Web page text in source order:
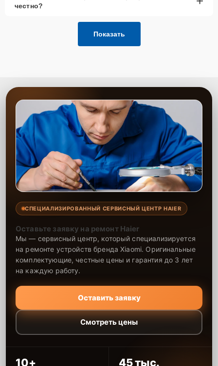
работу и установленные запчасти. Наши специалисты проведут
диагностику и замену в кратчайшие сроки, что позволяет вернуть
выполняется с учётом всех особенностей техники и пожеланий
честно?
Показать
СПЕЦИАЛИЗИРОВАННЫЙ СЕРВИСНЫЙ ЦЕНТР HAIER
Оставьте заявку на ремонт Haier
Мы — сервисный центр, который специализируется
на ремонте устройств бренда Xiaomi. Оригинальные
комплектующие, честные цены и гарантия до 3 лет
на каждую работу.
Оставить заявку
Смотреть цены
10+ 45 тыс.